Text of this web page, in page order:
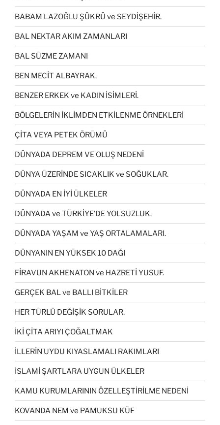
BABAM LAZOĞLU ŞÜKRÜ ve SEYDİŞEHİR.
BAL NEKTAR AKIM ZAMANLARI
BAL SÜZME ZAMANI
BEN MECİT ALBAYRAK.
BENZER ERKEK ve KADIN İSİMLERİ.
BÖLGELERİN İKLİMDEN ETKİLENME ÖRNEKLERİ
ÇİTA VEYA PETEK ÖRÜMÜ
DÜNYADA DEPREM VE OLUŞ NEDENİ
DÜNYA ÜZERİNDE SICAKLIK ve SOĞUKLAR.
DÜNYADA EN İYİ ÜLKELER
DÜNYADA ve TÜRKİYE’DE YOLSUZLUK.
DÜNYADA YAŞAM ve YAŞ ORTALAMALARI.
DÜNYANIN EN YÜKSEK 10 DAĞI
FİRAVUN AKHENATON ve HAZRETİ YUSUF.
GERÇEK BAL ve BALLI BİTKİLER
HER TÜRLÜ DEĞİŞİK SORULAR.
İKİ ÇİTA ARIYI ÇOĞALTMAK
İLLERİN UYDU KIYASLAMALI RAKIMLARI
İSLAMİ ŞARTLARA UYGUN ÜLKELER
KAMU KURUMLARININ ÖZELLEŞTİRİLME NEDENİ
KOVANDA NEM ve PAMUKSU KÜF